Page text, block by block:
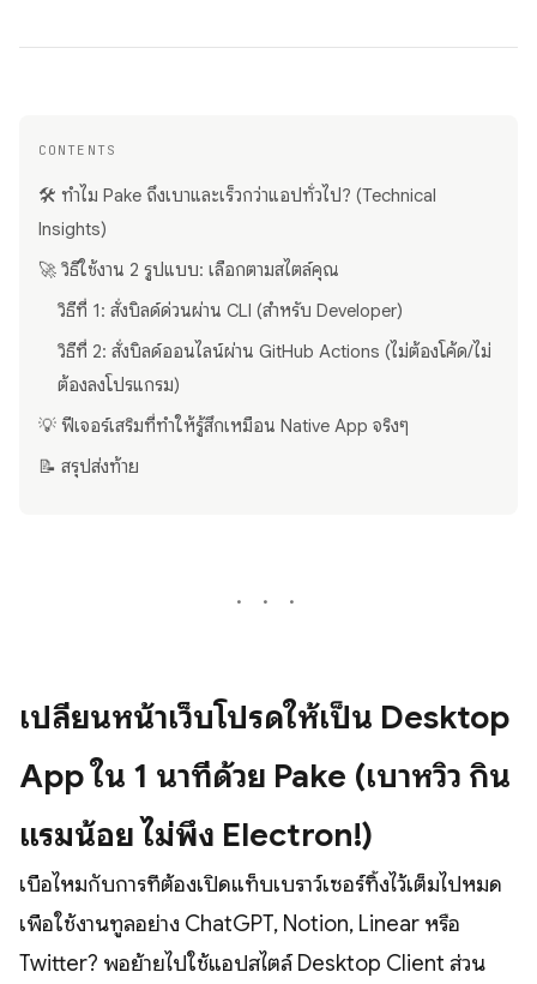
CONTENTS
🛠 ทำไม Pake ถึงเบาและเร็วกว่าแอปทั่วไป? (Technical
Insights)
🚀 วิธีใช้งาน 2 รูปแบบ: เลือกตามสไตล์คุณ
วิธีที่ 1: สั่งบิลด์ด่วนผ่าน CLI (สำหรับ Developer)
วิธีที่ 2: สั่งบิลด์ออนไลน์ผ่าน GitHub Actions (ไม่ต้องโค้ด/ไม่
ต้องลงโปรแกรม)
💡 ฟีเจอร์เสริมที่ทำให้รู้สึกเหมือน Native App จริงๆ
📝 สรุปส่งท้าย
เปลี่ยนหน้าเว็บโปรดให้เป็น Desktop
App ใน 1 นาทีด้วย Pake (เบาหวิว กิน
แรมน้อย ไม่พึ่ง Electron!)
เบื่อไหมกับการที่ต้องเปิดแท็บเบราว์เซอร์ทิ้งไว้เต็มไปหมด
เพื่อใช้งานทูลอย่าง ChatGPT, Notion, Linear หรือ
Twitter? พอย้ายไปใช้แอปสไตล์ Desktop Client ส่วน